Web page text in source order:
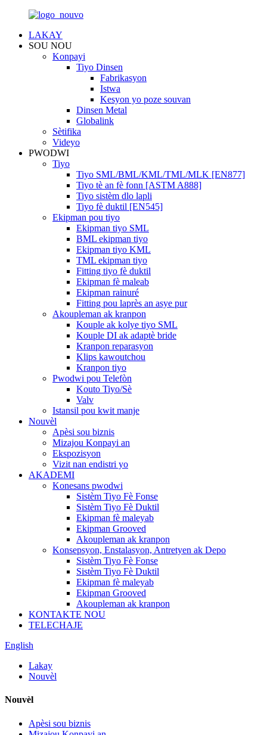
LAKAY
SOU NOU
Konpayi
Tiyo Dinsen
Fabrikasyon
Istwa
Kesyon yo poze souvan
Dinsen Metal
Globalink
Sètifika
Videyo
PWODWI
Tiyo
Tiyo SML/BML/KML/TML/MLK [EN877]
Tiyo tè an fè fonn [ASTM A888]
Tiyo sistèm dlo lapli
Tiyo fè duktil [EN545]
Ekipman pou tiyo
Ekipman tiyo SML
BML ekipman tiyo
Ekipman tiyo KML
TML ekipman tiyo
Fitting tiyo fè duktil
Ekipman fè maleab
Ekipman rainuré
Fitting pou laprès an asye pur
Akoupleman ak kranpon
Kouple ak kolye tiyo SML
Kouple DI ak adaptè bride
Kranpon reparasyon
Klips kawoutchou
Kranpon tiyo
Pwodwi pou Telefòn
Kouto Tiyo/Sè
Valv
Istansil pou kwit manje
Nouvèl
Apèsi sou biznis
Mizajou Konpayi an
Ekspozisyon
Vizit nan endistri yo
AKADEMI
Konesans pwodwi
Sistèm Tiyo Fè Fonse
Sistèm Tiyo Fè Duktil
Ekipman fè maleyab
Ekipman Grooved
Akoupleman ak kranpon
Konsepsyon, Enstalasyon, Antretyen ak Depo
Sistèm Tiyo Fè Fonse
Sistèm Tiyo Fè Duktil
Ekipman fè maleyab
Ekipman Grooved
Akoupleman ak kranpon
KONTAKTE NOU
TELECHAJE
English
Lakay
Nouvèl
Nouvèl
Apèsi sou biznis